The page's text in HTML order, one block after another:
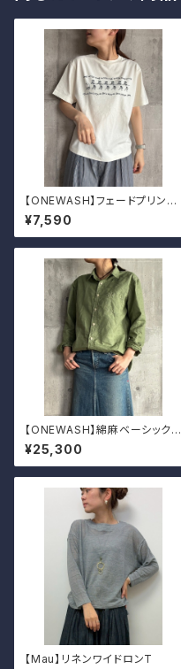
【ONEWASH】フェードプリント
Tシャツ（フラガール）
¥7,590
【ONEWASH】綿麻ベーシックシ
ャツ
¥25,300
【Mau】リネンワイドロンT